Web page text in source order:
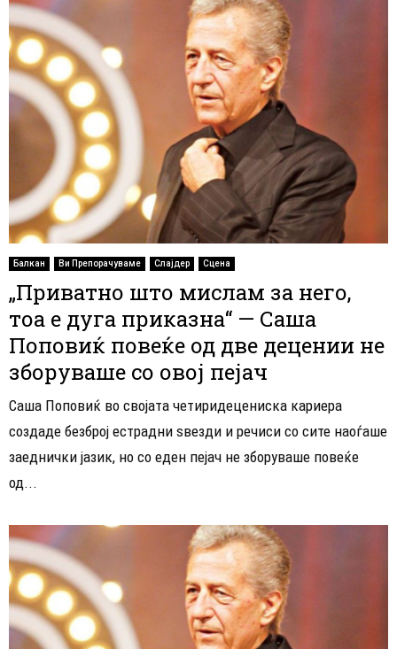
Балкан Ви Препорачуваме Слајдер Сцена
„Приватно што мислам за него,
тоа е дуга приказна“ — Саша
Поповиќ повеќе од две децении не
зборуваше со овој пејач
Саша Поповиќ во својата четиридецениска кариера
создаде безброј естрадни ѕвезди и речиси со сите наоѓаше
заеднички јазик, но со еден пејач не зборуваше повеќе
од...